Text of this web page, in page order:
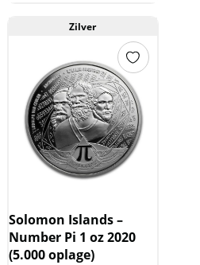
Zilver
Solomon Islands –
Number Pi 1 oz 2020
(5.000 oplage)